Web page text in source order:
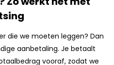
die we moeten leggen? Dan
aanbetaling. Je betaalt
vooraf, zodat we